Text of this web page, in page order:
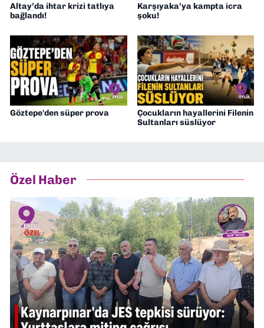
Altay’da ihtar krizi tatlıya
bağlandı!
Karşıyaka’ya kampta icra
şoku!
Göztepe'den süper prova
Çocukların hayallerini Filenin
Sultanları süslüyor
Özel Haber